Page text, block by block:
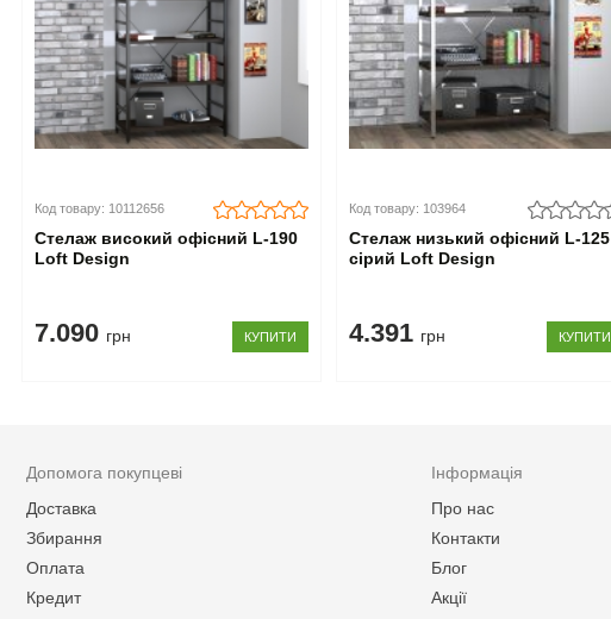
Код товару: 10112656
Стелаж високий офісний L-190
Loft Design
7.090 грн КУПИТИ
Код товару: 103964
Стелаж низький офісний L-125
сірий Loft Design
4.391 грн КУПИТИ
Допомога покупцеві
Доставка
Збирання
Оплата
Кредит
Інформація
Про нас
Контакти
Блог
Акції